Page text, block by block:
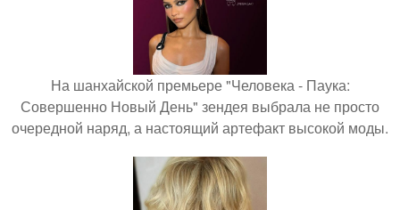
На шанхайской премьере "Человека - Паука:
Совершенно Новый День" зендея выбрала не просто
очередной наряд, а настоящий артефакт высокой моды.